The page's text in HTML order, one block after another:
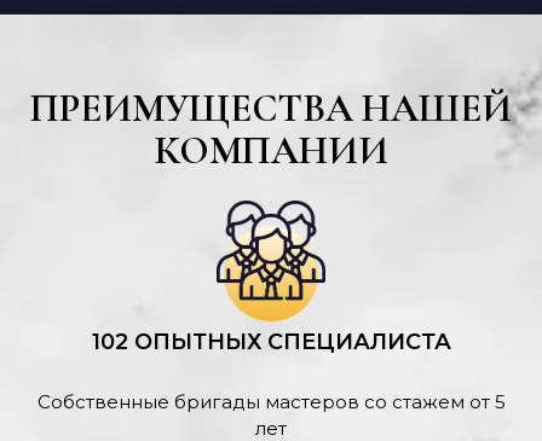
ПРЕИМУЩЕСТВА НАШЕЙ
КОМПАНИИ
102 ОПЫТНЫХ СПЕЦИАЛИСТА
Собственные бригады мастеров со стажем от 5
лет